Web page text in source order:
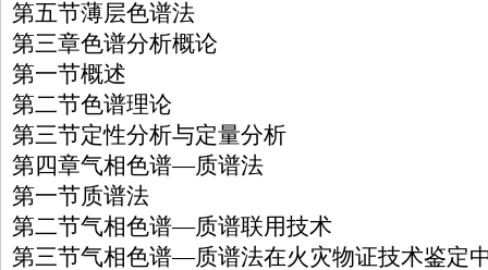
第五节薄层色谱法
第三章色谱分析概论
第一节概述
第二节色谱理论
第三节定性分析与定量分析
第四章气相色谱—质谱法
第一节质谱法
第二节气相色谱—质谱联用技术
第三节气相色谱—质谱法在火灾物证技术鉴定